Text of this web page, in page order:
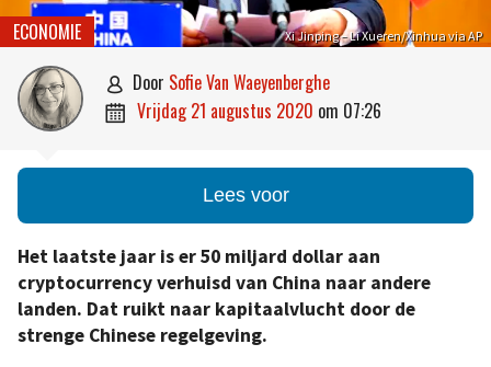
Xi Jinping – Li Xueren/Xinhua via AP
ECONOMIE
 door Sofie Van Waeyenberghe
 vrijdag 21 augustus 2020 om 07:26
Lees voor
Het laatste jaar is er 50 miljard dollar aan
cryptocurrency verhuisd van China naar andere
landen. Dat ruikt naar kapitaalvlucht door de
strenge Chinese regelgeving.